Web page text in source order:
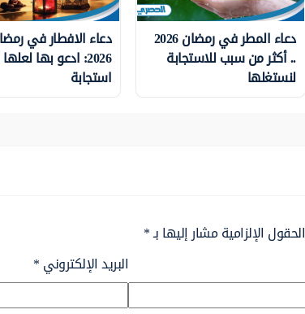
دعاء المطر في رمضان 2026
.. أكثر من سبب للاستجابة
لنستغلها
دعاء الافطار في
2026: ادعو بها
استجابة
الحقول الإلزامية مشار إليها بـ*
البريد الإلكتروني*